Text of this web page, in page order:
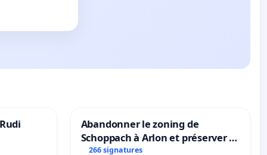
Abandonner le zoning de
Schoppach à Arlon et préserver le
site naturel
266 signatures